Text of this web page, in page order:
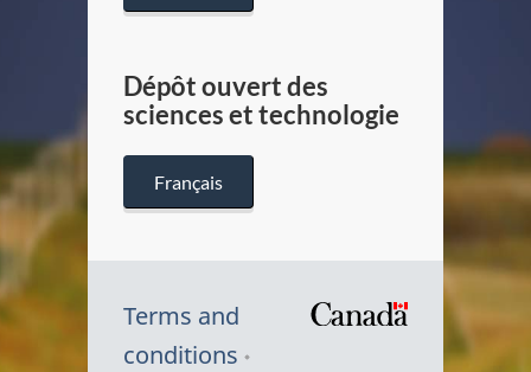
Dépôt ouvert des
sciences et technologie
Français
Terms and
conditions
Symbole